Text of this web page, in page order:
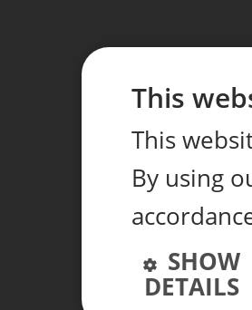
This
This
By using
SHOW
DETAILS